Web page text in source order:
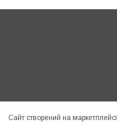
Сайт створений на маркетплейсі